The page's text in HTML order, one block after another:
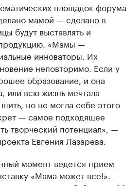
площадок форума
мамой — сделано в
будут выставлять и
«Мамы —
инноваторы. Их
неповторимо. Если у
образование, и она
или всю жизнь мечтала
но не могла себе этого
— самое подходящее
творческий потенциал», —
Евгения Лазарева.
момент ведется прием
«Мама может все!».